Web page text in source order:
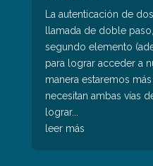
La autenticación de
llamada de doble
segundo elemento
para lograr acceder a
manera estaremos
necesitan ambas vías
lograr...
leer más